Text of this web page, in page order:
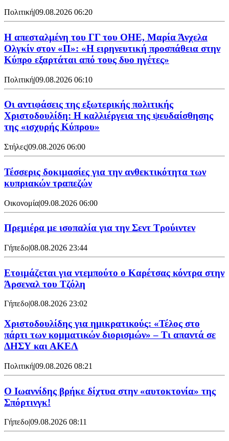
Πολιτική|09.08.2026 06:20
Η απεσταλμένη του ΓΓ του ΟΗΕ, Μαρία Άνχελα
Ολγκίν στον «Π»: «Η ειρηνευτική προσπάθεια στην
Κύπρο εξαρτάται από τους δυο ηγέτες»
Πολιτική|09.08.2026 06:10
Οι αντιφάσεις της εξωτερικής πολιτικής
Χριστοδουλίδη: Η καλλιέργεια της ψευδαίσθησης
της «ισχυρής Κύπρου»
Στήλες|09.08.2026 06:00
Τέσσερις δοκιμασίες για την ανθεκτικότητα των
κυπριακών τραπεζών
Οικονομία|09.08.2026 06:00
Πρεμιέρα με ισοπαλία για την Σεντ Τρούιντεν
Γήπεδο|08.08.2026 23:44
Ετοιμάζεται για ντεμπούτο ο Καρέτσας κόντρα στην
Άρσεναλ του Τζόλη
Γήπεδο|08.08.2026 23:02
Χριστοδουλίδης για ημικρατικούς: «Τέλος στο
πάρτι των κομματικών διορισμών» – Τι απαντά σε
ΔΗΣΥ και ΑΚΕΛ
Πολιτική|09.08.2026 08:21
Ο Ιωαννίδης βρήκε δίχτυα στην «αυτοκτονία» της
Σπόρτινγκ!
Γήπεδο|09.08.2026 08:11